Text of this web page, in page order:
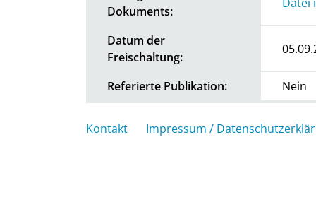
Dokuments:
Datum der
Freischaltung:
Referierte Publikation: Nein
Kontakt Impressum /